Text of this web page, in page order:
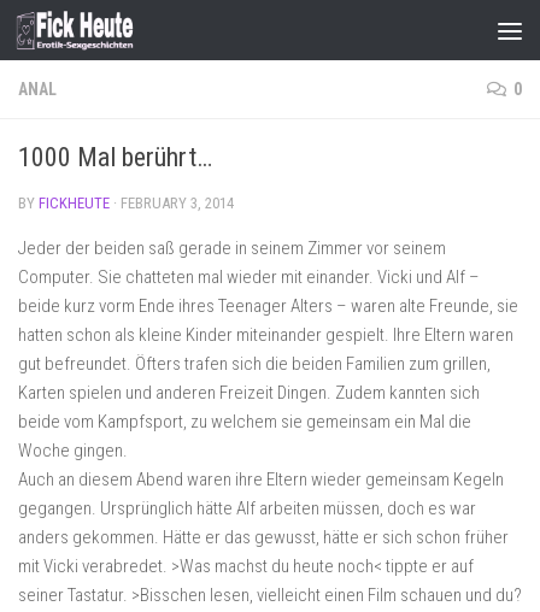
Skip to content
ANAL 0
1000 Mal berührt…
BY FICKHEUTE · FEBRUARY 3, 2014
Jeder der beiden saß gerade in seinem Zimmer vor seinem
Computer. Sie chatteten mal wieder mit einander. Vicki und Alf –
beide kurz vorm Ende ihres Teenager Alters – waren alte Freunde, sie
hatten schon als kleine Kinder miteinander gespielt. Ihre Eltern waren
gut befreundet. Öfters trafen sich die beiden Familien zum grillen,
Karten spielen und anderen Freizeit Dingen. Zudem kannten sich
beide vom Kampfsport, zu welchem sie gemeinsam ein Mal die
Woche gingen.
Auch an diesem Abend waren ihre Eltern wieder gemeinsam Kegeln
gegangen. Ursprünglich hätte Alf arbeiten müssen, doch es war
anders gekommen. Hätte er das gewusst, hätte er sich schon früher
mit Vicki verabredet. >Was machst du heute noch< tippte er auf
seiner Tastatur. >Bisschen lesen, vielleicht einen Film schauen und du?